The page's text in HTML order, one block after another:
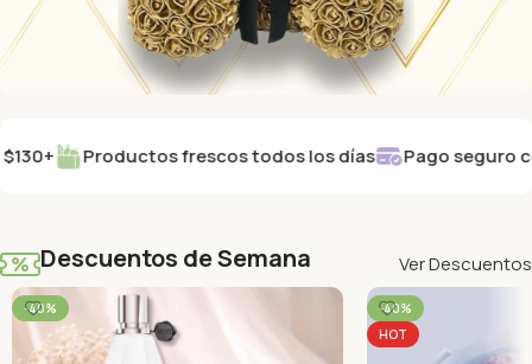
FLORISTERÍA
Ver Catálogo
Productos frescos todos los días Pago seguro con
Descuentos de Semana Ver Descuentos
-40%
-40%
HOT